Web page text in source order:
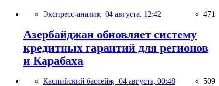
Экспресс-анализ, 04 августа, 12:42 471
Азербайджан обновляет систему
кредитных гарантий для регионов
и Карабаха
Каспийский бассейн, 04 августа, 00:48 509